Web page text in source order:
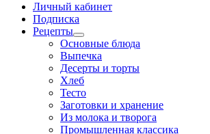
Личный кабинет
Подписка
Рецепты
Основные блюда
Выпечка
Десерты и торты
Хлеб
Тесто
Заготовки и хранение
Из молока и творога
Промышленная классика